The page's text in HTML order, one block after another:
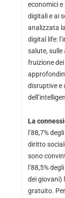
economici e
digitali e ai
analizzata
digital life:
salute, sulle
fruizione
disruptive e
La
l’88,7%
diritto
sono
l’88,5%
dei giovani)
gratuito.